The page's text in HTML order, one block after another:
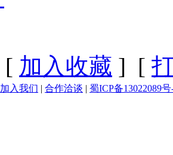
[ 加入收藏 ] [
加入我们 | 合作洽谈 | 蜀ICP备13022089号